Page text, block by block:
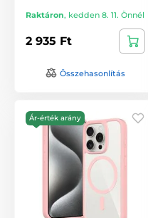
Raktáron, kedden 8. 11. Önnél
2 935 Ft
Összehasonlítás
Ár-érték arány